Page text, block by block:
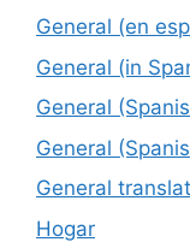
General (en
General (in
General
General
General
Hogar